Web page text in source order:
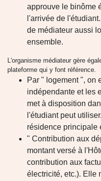
approuve le binôme
l'arrivée de
de médiateur aussi
ensemble.
L'organisme médiateur gère
plateforme qui y font référence.
Par " logement ", on
indépendante et les
met à disposition
l'étudiant peut
résidence principale
" Contribution aux
montant versé à
contribution aux
électricité, etc.). Elle